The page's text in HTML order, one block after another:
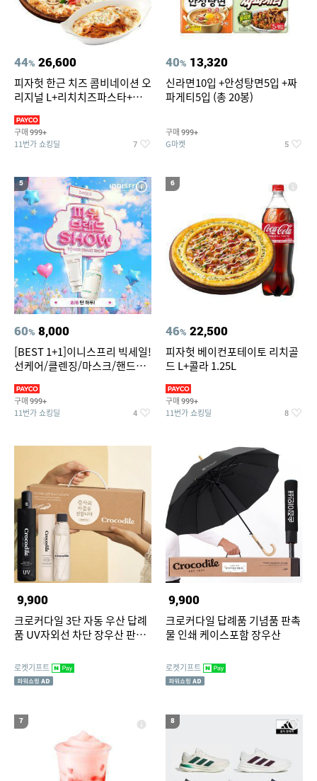
44% 26,600
피자헛 한근 치즈 콤비네이션 오
리지널 L+리치치즈파스타+콜
구매 999+
11번가 쇼킹딜 7
40% 13,320
신라면10입 +안성탕면5입 +짜
파게티5입 (총 20봉)
구매 999+
G마켓 5
5
60% 8,000
[BEST 1+1]이니스프리 빅세일!
선케어/클렌징/마스크/핸드크
구매 999+
11번가 쇼킹딜 4
6
46% 22,500
피자헛 베이컨포테이토 리치골
드 L+콜라 1.25L
구매 999+
11번가 쇼킹딜 8
9,900
크로커다일 3단 자동 우산 답례
품 UV자외선 차단 장우산 판촉
로켓기프트
9,900
크로커다일 답례품 기념품 판촉
물 인쇄 케이스포함 장우산
로켓기프트
7 8